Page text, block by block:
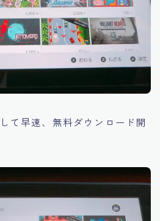
て早速、無料ダウンロード開